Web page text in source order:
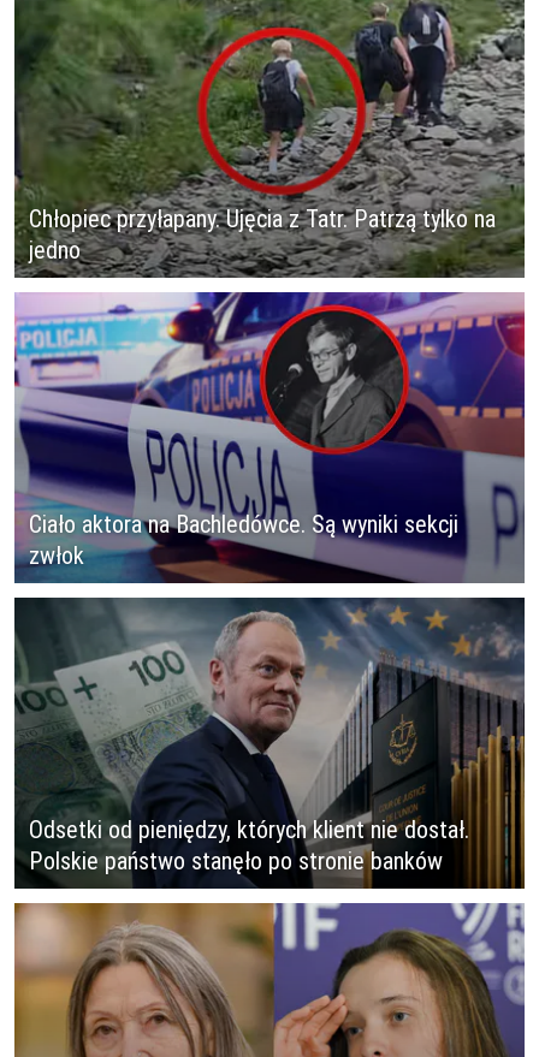
Chłopiec przyłapany. Ujęcia z Tatr. Patrzą tylko na
jedno
Ciało aktora na Bachledówce. Są wyniki sekcji
zwłok
Odsetki od pieniędzy, których klient nie dostał.
Polskie państwo stanęło po stronie banków